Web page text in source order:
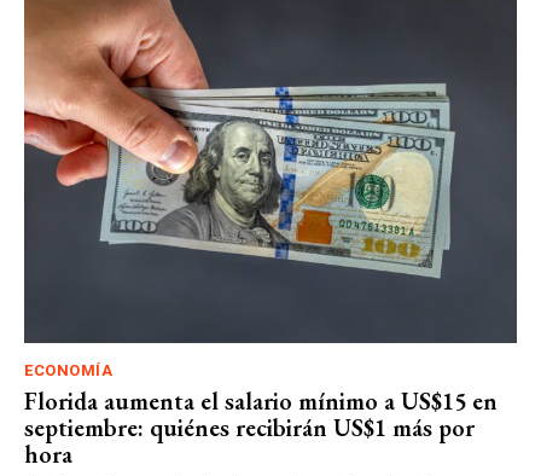
ECONOMÍA
Florida aumenta el salario mínimo a US$15 en
septiembre: quiénes recibirán US$1 más por
hora